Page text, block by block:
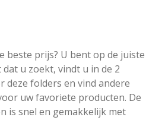
beste prijs? U bent op de juiste
u zoekt, vindt u in de 2
deze folders en vind andere
uw favoriete producten. De
is snel en gemakkelijk met